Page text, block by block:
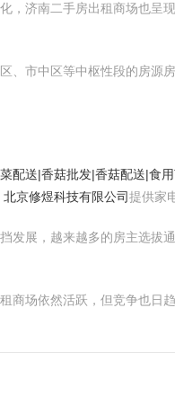
，济南二手房出租商场也呈
、市中区等中枢性段的房源
配送|香菇批发|香菇配送|食
北京修煜科技有限公司提供家
发展，越来越多的房主选拔
商场依然活跃，但竞争也日